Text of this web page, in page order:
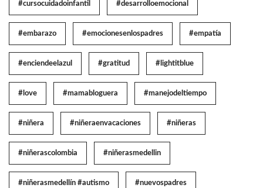
#cursocuidadoinfantil #desarrolloemocional
#embarazo #emocionesenlospadres #empatía
#enciendeelazul #gratitud #lightitblue
#love #mamabloguera #manejodeltiempo
#niñera #niñeraenvacaciones #niñeras
#niñerascolombia #niñerasmedellin
#niñerasmedellín #autismo #nuevospadres